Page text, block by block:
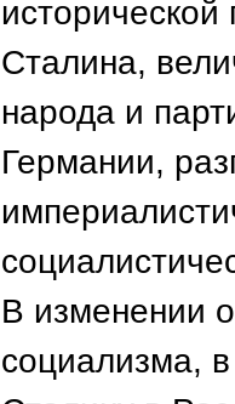
Сталина,
народа и
Германии,
В изменении
социализма,